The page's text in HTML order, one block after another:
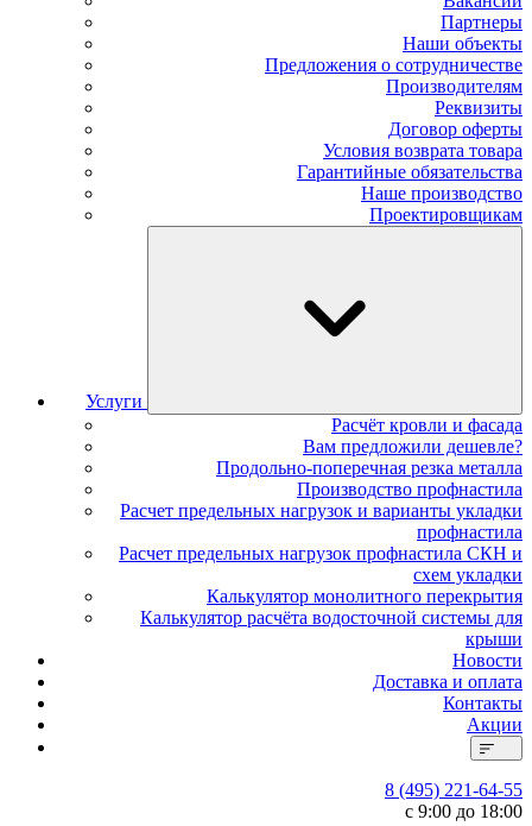
Партнеры
Наши объекты
Предложения о сотрудничестве
Производителям
Реквизиты
Договор оферты
Условия возврата товара
Гарантийные обязательства
Наше производство
Проектировщикам
Услуги
Расчёт кровли и фасада
Вам предложили дешевле?
Продольно-поперечная резка металла
Производство профнастила
Расчет предельных нагрузок и варианты укладки
профнастила
Расчет предельных нагрузок профнастила СКН и
схем укладки
Калькулятор монолитного перекрытия
Калькулятор расчёта водосточной системы для
крыши
Новости
Доставка и оплата
Контакты
Акции
8 (495) 221-64-55
с 9:00 до 18:00